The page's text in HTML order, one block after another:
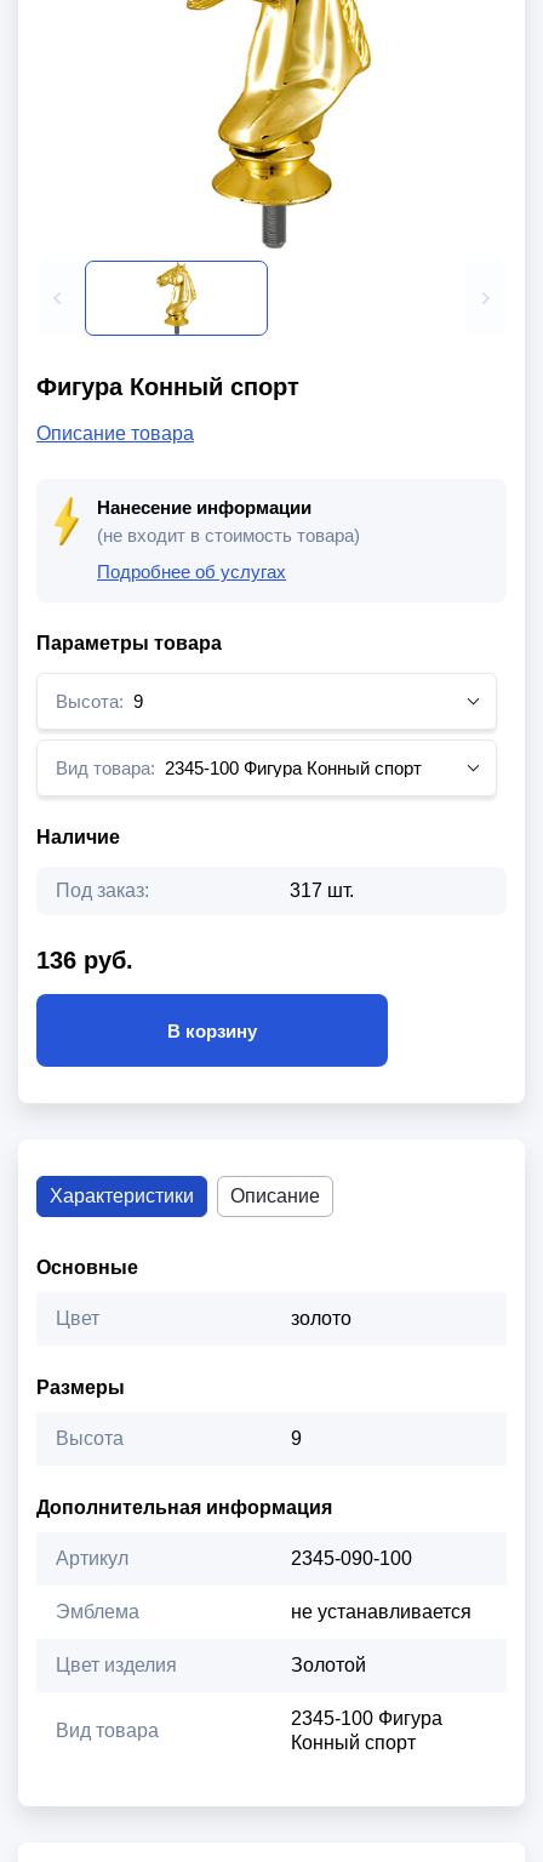
Фигура Конный спорт
Описание товара
Нанесение информации
(не входит в стоимость товара)
Подробнее об услугах
Параметры товара
Высота: 9
Вид товара: 2345-100 Фигура Конный спорт
Наличие
Под заказ: 317 шт.
136 руб.
В корзину
Характеристики Описание
Основные
Цвет золото
Размеры
Высота 9
Дополнительная информация
Артикул 2345-090-100
Эмблема не устанавливается
Цвет изделия Золотой
Вид товара
2345-100 Фигура
Конный спорт